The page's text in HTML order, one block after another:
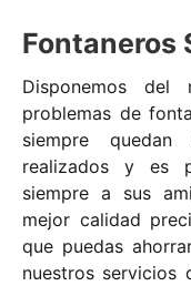
Fontaneros
Disponemos
problemas de
siempre
realizados y es
siempre a sus
mejor calidad
que puedas
nuestros servicios